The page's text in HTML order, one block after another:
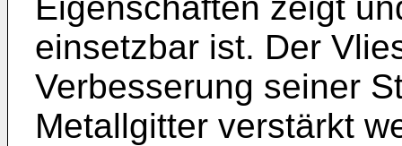
einsetzbar ist. Der
Verbesserung seiner
Metallgitter verstärkt